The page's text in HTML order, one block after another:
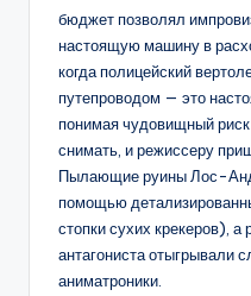
бюджет позволял
настоящую машину в
когда полицейский
путепроводом — это
понимая чудовищный риск
снимать, и режиссеру
Пылающие руины Лос-
помощью
стопки сухих крекеров), а
антагониста отыгрывали
аниматроники.